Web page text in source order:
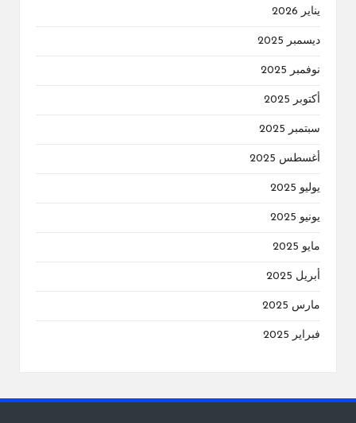
يناير 2026
ديسمبر 2025
نوفمبر 2025
أكتوبر 2025
سبتمبر 2025
أغسطس 2025
يوليو 2025
يونيو 2025
مايو 2025
أبريل 2025
مارس 2025
فبراير 2025